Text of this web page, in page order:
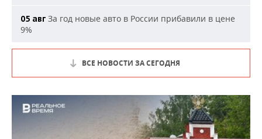
05 авг За год новые авто в России прибавили в цене
9%
ВСЕ НОВОСТИ ЗА СЕГОДНЯ